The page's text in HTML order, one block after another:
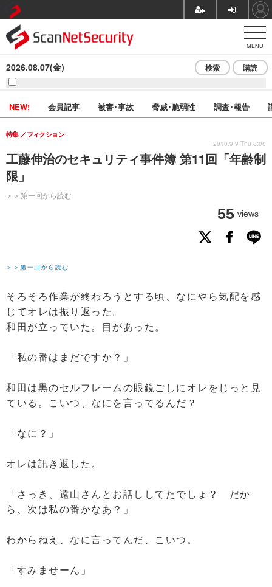
MENU
2026.08.07(金) 検索 購読
NEW! 会員記事 被害･事故 脅威･脆弱性 調査･報告
工藤伸治のセキュリティ事件簿 第11回「年齢制
限」
＞＞第一回から読む
特集 フィクション
55 views
2010.9.9 Thu 8:00
＞＞第一回から読む
そろそろ作業が終わろうとする頃、なにやら気配を感
じてオレは振り返った。
和田が立っていた。目があった。
「私の番はまだですか？」
和田は黒のセルフレームの眼鏡ごしにオレをじっと見
ている。こいつ、なにを言ってるんだ？
「なに？」
オレは訊き返した。
「さっき、遠山さんとお話ししてたでしょ？ だか
ら、次は私の番かなあ？」
わからねえ、なに言ってんだ、こいつ。
「すみませーん」